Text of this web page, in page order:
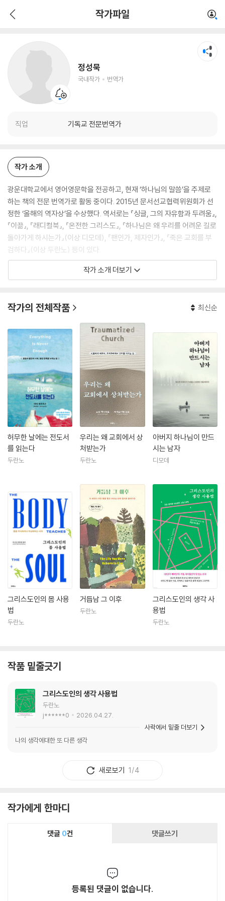
작가파일
정성묵
국내작가 번역가
직업 기독교 전문번역가
작가 소개
광운대학교에서 영어영문학을 전공하고, 현재 ‘하나님의 말씀’을 주제로
하는 책의 전문 번역가로 활동 중이다. 2015년 문서선교협력위원회가 선
정한 ‘올해의 역자상’을 수상했다. 역서로는 『싱글, 그의 자유함과 두려움』,
『이끎』, 『래디컬북』, 『온전한 그리스도』, 『하나님은 왜 우리를 어려운 길로
돌아가게 하시는가』(이상 디모데), 『팬인가, 제자인가』, 『죽은 교회를 부
검하다』(이상 두란노) 등이 있다.
작가 소개 더보기
작가의 전체작품 최신순
허무한 날에는 전도서
를 읽는다
두란노
우리는 왜 교회에서 상
처받는가
두란노
아버지 하나님이 만드
시는 남자
디모데
그리스도인의 몸 사용
법
두란노
거듭남 그 이후
두란노
그리스도인의 생각 사
용법
두란노
작품 밑줄긋기
그리스도인의 생각 사용법
두란노
j******0
2026.04.27.
나의 생각에대한 또 다른 생각
사락에서 밑줄 더보기
새로보기 1/4
작가에게 한마디
댓글 0건 댓글쓰기
등록된 댓글이 없습니다.